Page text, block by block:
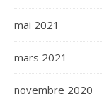
mai 2021
mars 2021
novembre 2020